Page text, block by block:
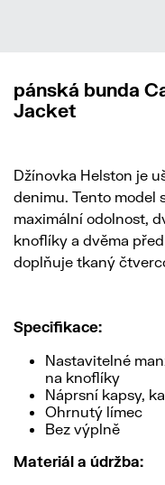
pánská bunda
Jacket
Džínovka Helston je
denimu. Tento model
maximální odolnost,
knoflíky a dvěma
doplňuje tkaný
Specifikace:
Nastavitelné
na knoflíky
Náprsní kapsy,
Ohrnutý límec
Bez výplně
Materiál a údržba: